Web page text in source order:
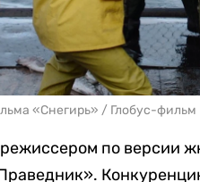
«Снегирь» / Глобус-фильм
по версии